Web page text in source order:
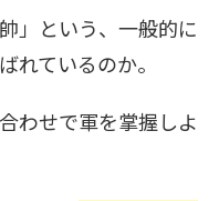
」という、一般的に
れているのか。
わせで軍を掌握しよ